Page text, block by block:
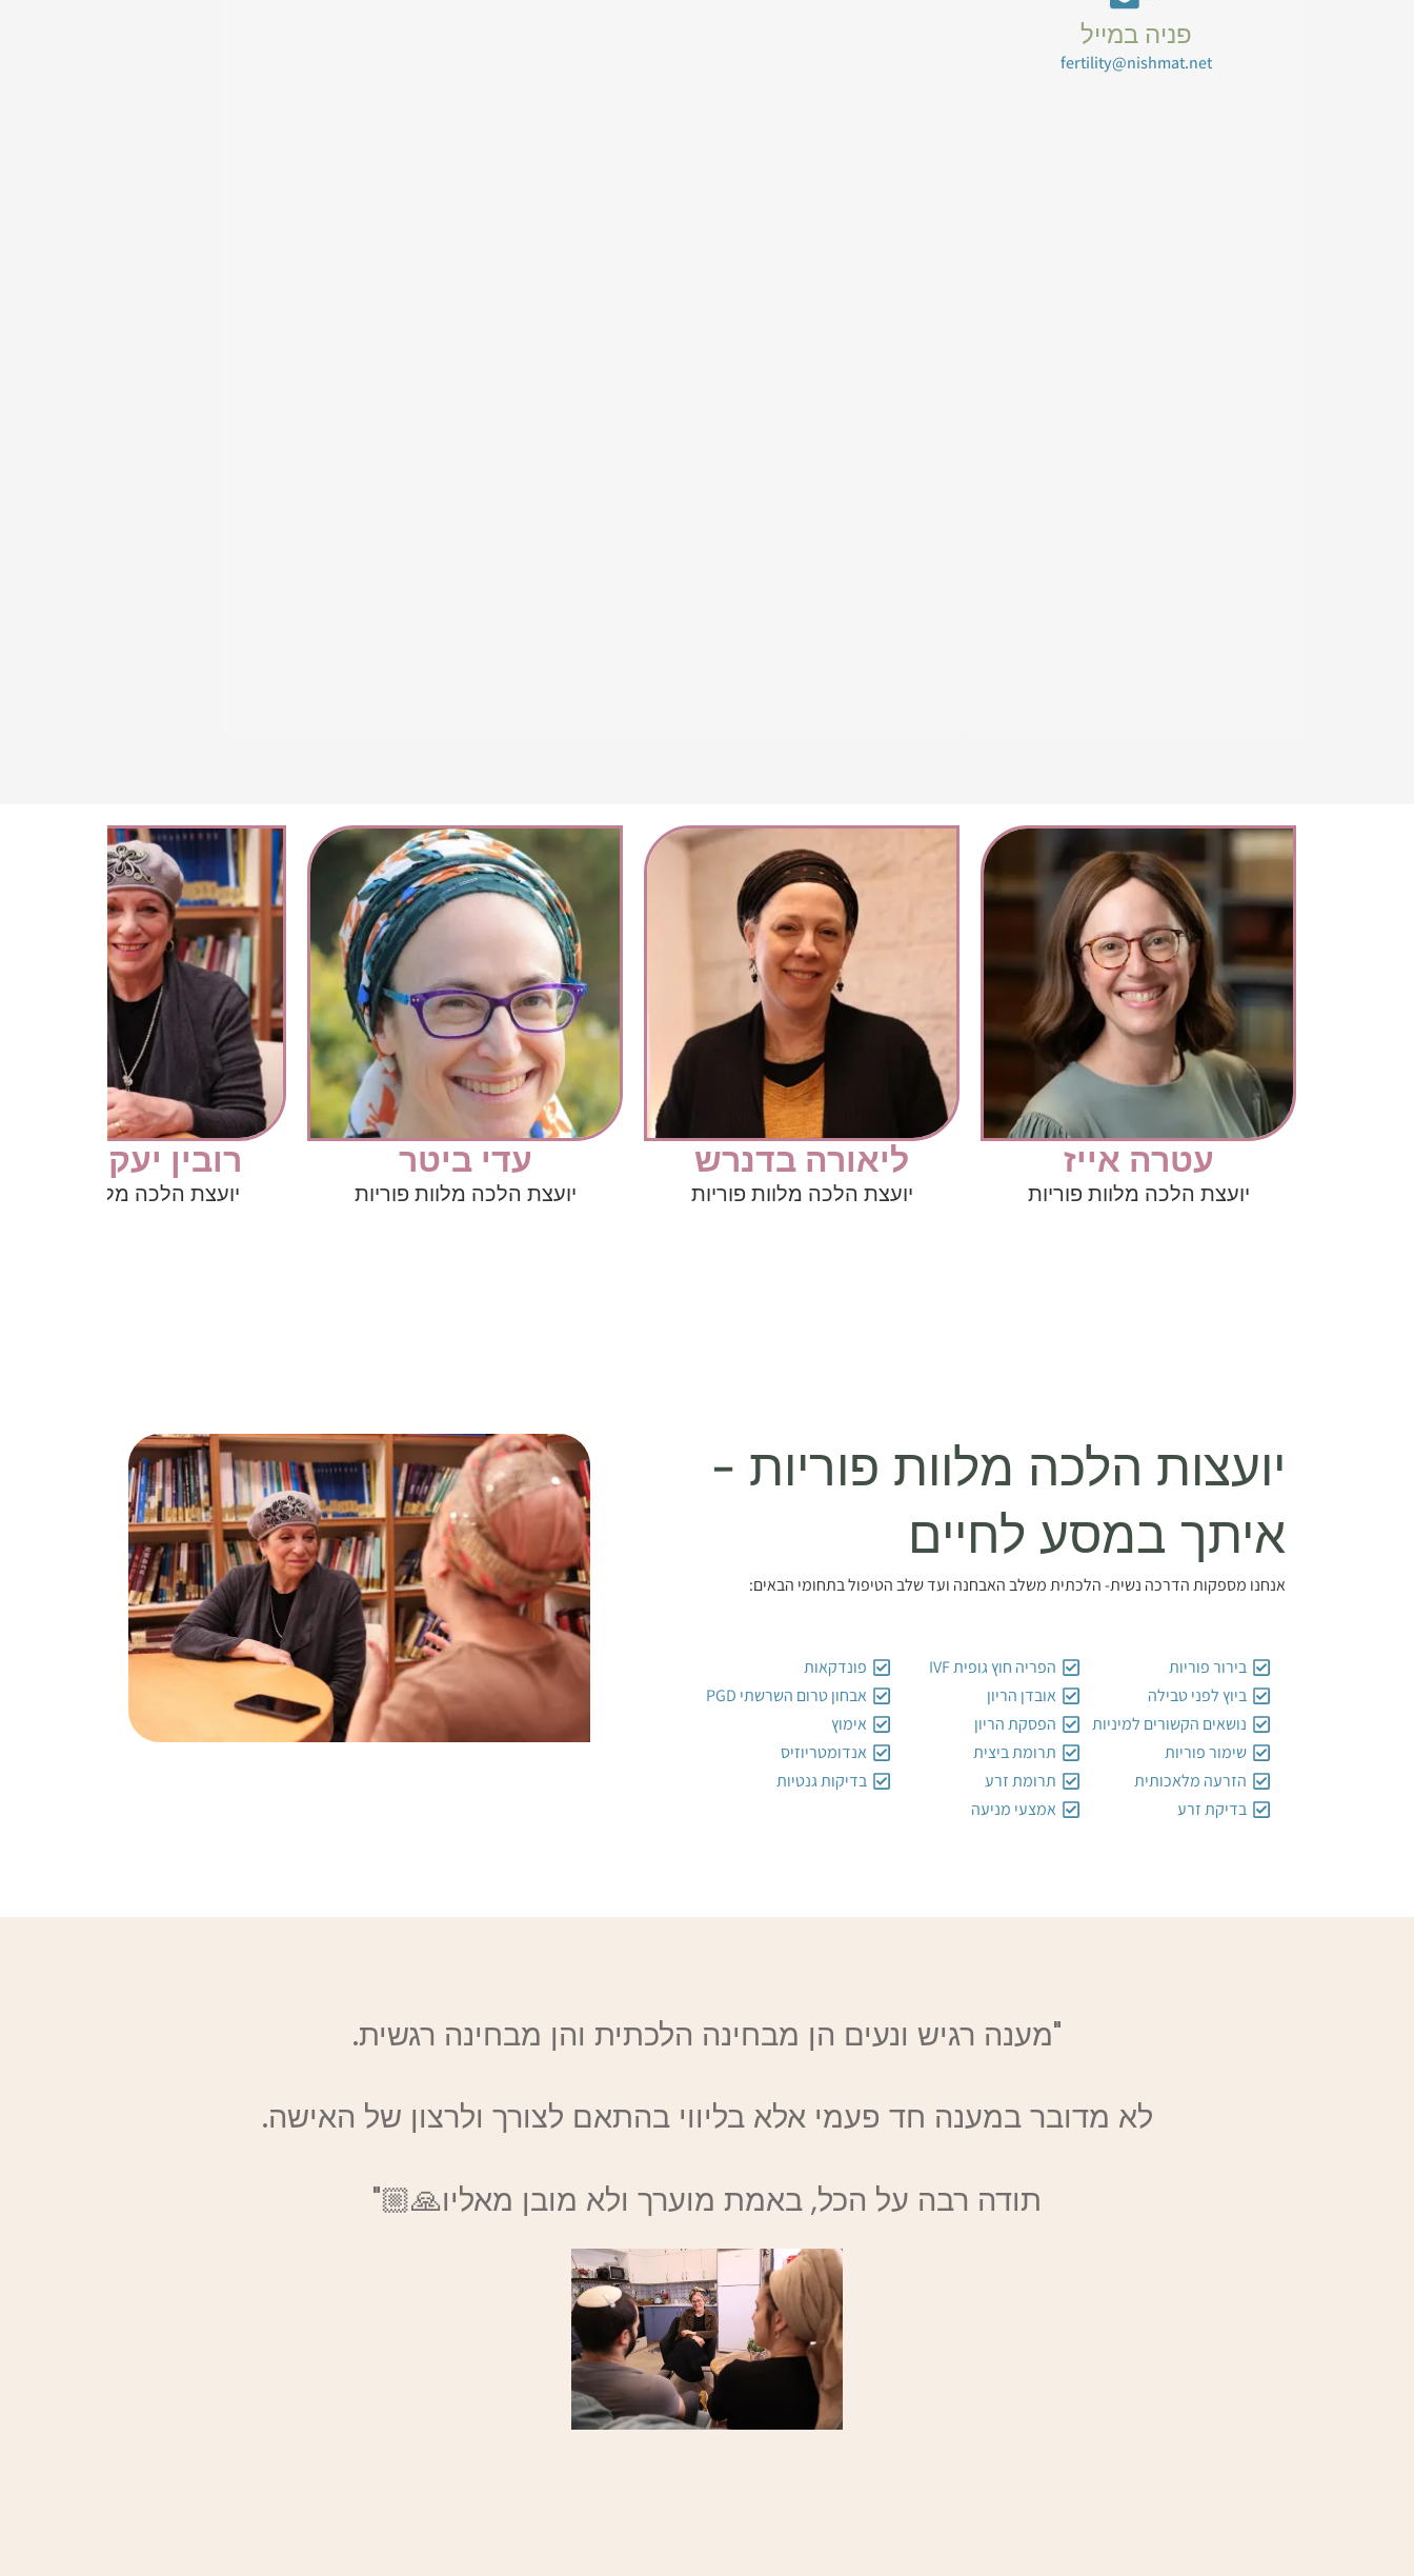
פניה במייל
fertility@nishmat.net
עטרה אייז
יועצת הלכה מלוות פוריות
ליאורה בדנרש
יועצת הלכה מלוות פוריות
עדי ביטר
יועצת הלכה מלוות פוריות
רובין יעקובוביץ
יועצת הלכה מלוות פוריות
יועצות הלכה מלוות פוריות -
איתך במסע לחיים
אנחנו מספקות הדרכה נשית- הלכתית משלב האבחנה ועד שלב הטיפול בתחומי הבאים:
בירור פוריות
ביוץ לפני טבילה
נושאים הקשורים למיניות
שימור פוריות
הזרעה מלאכותית
בדיקת זרע
הפריה חוץ גופית IVF
אובדן הריון
הפסקת הריון
תרומת ביצית
תרומת זרע
אמצעי מניעה
פונדקאות
אבחון טרום השרשתי PGD
אימוץ
אנדומטריוזיס
בדיקות גנטיות
"מענה רגיש ונעים הן מבחינה הלכתית והן מבחינה רגשית.
לא מדובר במענה חד פעמי אלא בליווי בהתאם לצורך ולרצון של האישה.
תודה רבה על הכל, באמת מוערך ולא מובן מאליו🙏🏼"